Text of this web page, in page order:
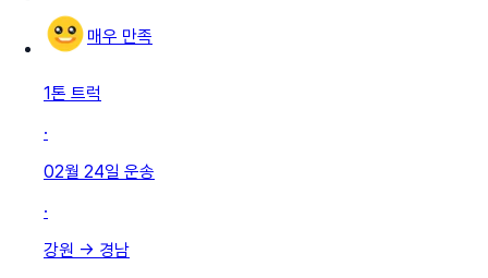
매우 만족
1톤 트럭
·
02월 24일 운송
·
강원 → 경남